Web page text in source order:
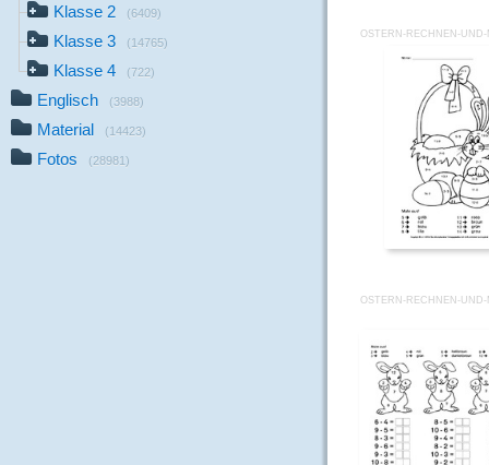
Klasse 2 (6409)
Klasse 3 (14765)
Klasse 4 (722)
Englisch (3988)
Material (14423)
Fotos (28981)
OSTERN-RECHNEN-
OSTERN-RECHNEN-